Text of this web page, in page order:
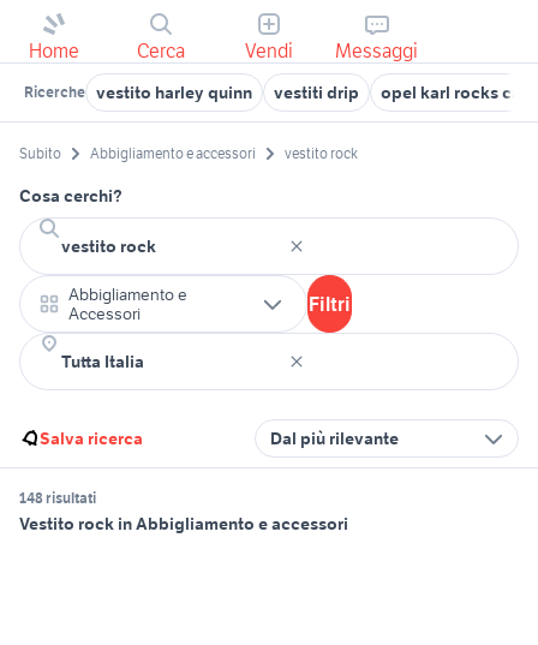
Home Cerca Vendi Messaggi
Ricerche vestito harley quinn vestiti drip opel karl rocks
Subito Abbigliamento e accessori vestito rock
Cosa cerchi?
Abbigliamento e
Accessori
Filtri
Salva ricerca Dal più rilevante
148 risultati
Vestito rock in Abbigliamento e accessori